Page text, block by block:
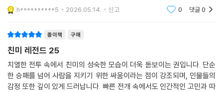
다. h**********5 2026.05.14. 신고 0 댓글0
종이책 구매
친미 레전드 25
치열한 전투 속에서 친미의 성숙한 모습이 더욱 돋보이는 권입니다. 단순
한 승패를 넘어 사람을 지키기 위한 싸움이라는 점이 강조되며, 인물들의
감정 또한 깊이 있게 드러납니다. 빠른 전개 속에서도 인간적인 고민과 따